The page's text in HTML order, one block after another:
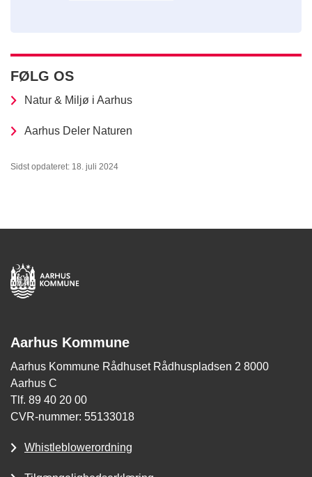
FØLG OS
Natur & Miljø i Aarhus
Aarhus Deler Naturen
Sidst opdateret: 18. juli 2024
Aarhus Kommune
Aarhus Kommune Rådhuset Rådhuspladsen 2 8000
Aarhus C
Tlf. 89 40 20 00
CVR-nummer: 55133018
Whistleblowerordning